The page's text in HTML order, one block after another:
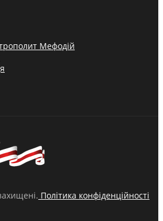
Мефодій
Політика конфіденційності